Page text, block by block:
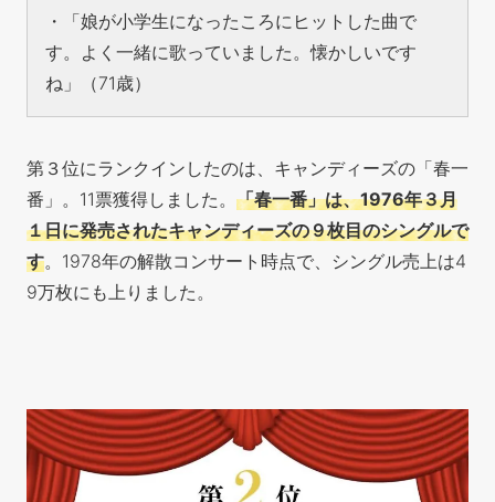
・「娘が小学生になったころにヒットした曲で
す。よく一緒に歌っていました。懐かしいです
ね」（71歳）
第３位にランクインしたのは、キャンディーズの「春一
番」。11票獲得しました。 「春一番」は、1976年３月
１日に発売されたキャンディーズの９枚目のシングルで
す。1978年の解散コンサート時点で、シングル売上は4
9万枚にも上りました。